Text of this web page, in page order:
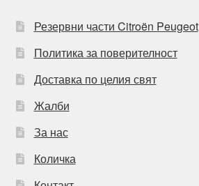
Резервни части Citroën Peugeot
Политика за поверителност
Доставка по целия свят
Жалби
За нас
Количка